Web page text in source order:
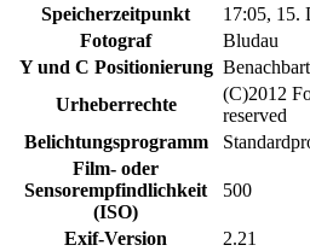
Speicherzeitpunkt
17:05, 15.
Fotograf
Bludau
Y und C Positionierung Benachbart
Urheberrechte
(C)2012
reserved
Belichtungsprogramm
Film- oder
Sensorempfindlichkeit
(ISO)
500
Exif-Version
2.21